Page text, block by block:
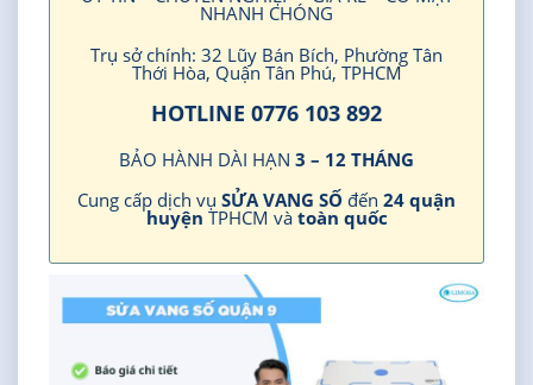
NHANH CHÓNG
Trụ sở chính: 32 Lũy Bán Bích, Phường Tân
Thới Hòa, Quận Tân Phú, TPHCM
HOTLINE 0776 103 892
BẢO HÀNH DÀI HẠN 3 – 12 THÁNG
Cung cấp dịch vụ SỬA VANG SỐ đến 24 quận
huyện TPHCM và toàn quốc